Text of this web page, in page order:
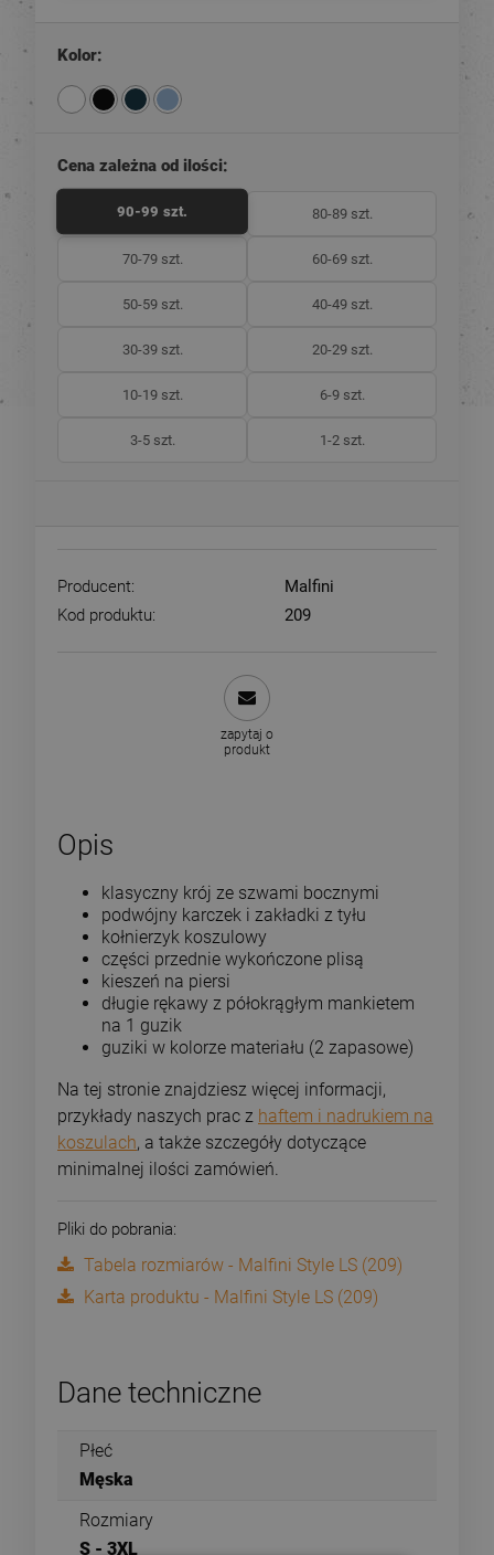
Kolor:
Cena zależna od ilości:
90-99 szt. 80-89 szt.
70-79 szt. 60-69 szt.
50-59 szt. 40-49 szt.
30-39 szt. 20-29 szt.
10-19 szt. 6-9 szt.
3-5 szt. 1-2 szt.
Producent:
Malfini
Kod produktu:
209
zapytaj o
produkt
Opis
klasyczny krój ze szwami bocznymi
podwójny karczek i zakładki z tyłu
kołnierzyk koszulowy
części przednie wykończone plisą
kieszeń na piersi
długie rękawy z półokrągłym mankietem
na 1 guzik
guziki w kolorze materiału (2 zapasowe)
Na tej stronie znajdziesz więcej informacji,
przykłady naszych prac z haftem i nadrukiem na
koszulach, a także szczegóły dotyczące
minimalnej ilości zamówień.
Pliki do pobrania:
Tabela rozmiarów - Malfini Style LS (209)
Karta produktu - Malfini Style LS (209)
Dane techniczne
Płeć
Męska
Rozmiary
S - 3XL